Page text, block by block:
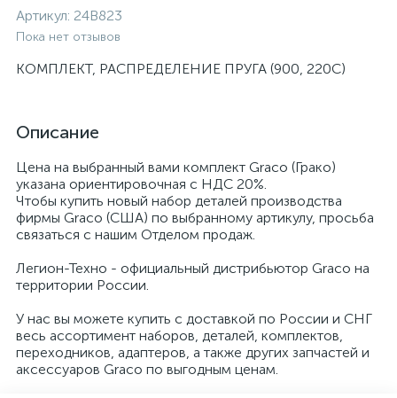
Артикул: 24B823
Пока нет отзывов
КОМПЛЕКТ, РАСПРЕДЕЛЕНИЕ ПРУГА (900, 220C)
Описание
Цена на выбранный вами комплект Graco (Грако)
указана ориентировочная с НДС 20%.
Чтобы купить новый набор деталей производства
фирмы Graco (США) по выбранному артикулу, просьба
связаться с нашим Отделом продаж.
Легион-Техно - официальный дистрибьютор Graco на
территории России.
У нас вы можете купить с доставкой по России и СНГ
весь ассортимент наборов, деталей, комплектов,
переходников, адаптеров, а также других запчастей и
аксессуаров Graco по выгодным ценам.